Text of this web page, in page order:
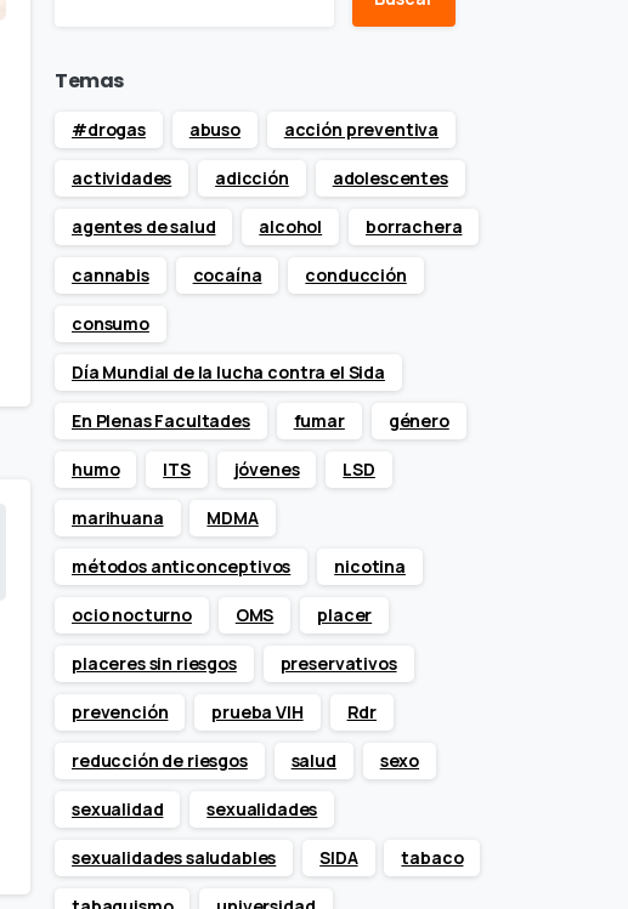
Temas
#drogas abuso acción preventiva
actividades adicción adolescentes
agentes de salud alcohol borrachera
cannabis cocaína conducción
consumo
Día Mundial de la lucha contra el Sida
En Plenas Facultades fumar género
humo ITS jóvenes LSD
marihuana MDMA
métodos anticonceptivos nicotina
ocio nocturno OMS placer
placeres sin riesgos preservativos
prevención prueba VIH Rdr
reducción de riesgos salud sexo
sexualidad sexualidades
sexualidades saludables SIDA tabaco